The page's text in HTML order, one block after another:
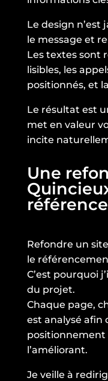
Le design n’est
le message et
Les textes sont
lisibles, les
positionnés, et
Le résultat est
met en valeur
incite
Une
Refondre un
le
C’est pourquoi
du projet.
Chaque page,
est analysé afin
l’améliorant.
Je veille à